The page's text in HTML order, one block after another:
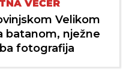
VEČER
Velikom
batanom, nježne
fotografija